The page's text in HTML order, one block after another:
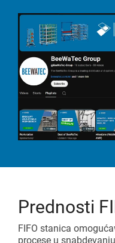
Prednosti
FIFO stanica
procese u